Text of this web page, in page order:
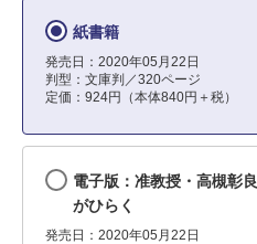
紙書籍
発売日：2020年05月22日
判型：文庫判／320ページ
定価：924円（本体840円＋税）
電子版：准教授・高槻彰
がひらく
発売日：2020年05月22日